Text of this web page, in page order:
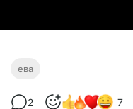
ева
2 7